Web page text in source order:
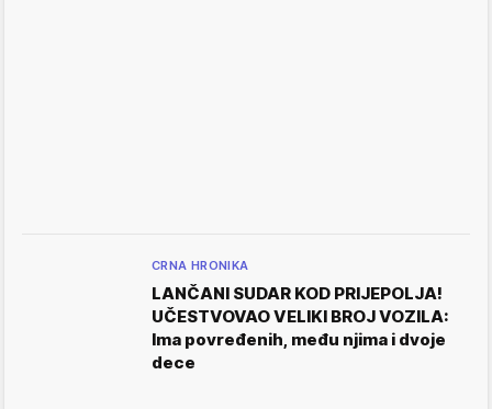
CRNA HRONIKA
LANČANI SUDAR KOD PRIJEPOLJA!
UČESTVOVAO VELIKI BROJ VOZILA:
Ima povređenih, među njima i dvoje
dece